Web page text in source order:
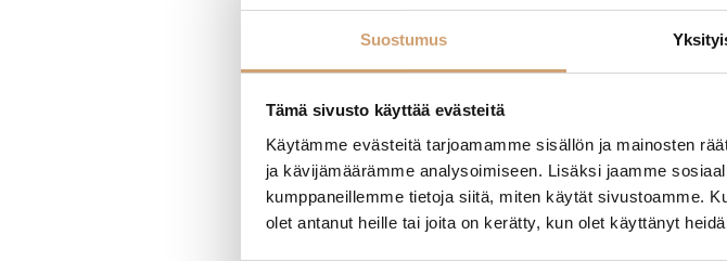
Suostumus
Tämä sivusto käyttää evästeitä
Käytämme evästeitä tarjoamamme sisällön ja mainosten
ja kävijämäärämme analysoimiseen. Lisäksi jaamme
kumppaneillemme tietoja siitä, miten käytät sivustoamme.
olet antanut heille tai joita on kerätty, kun olet käyttänyt